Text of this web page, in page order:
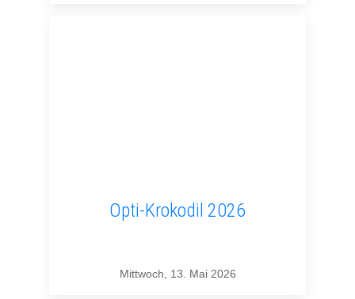
Opti-Krokodil 2026
Mittwoch, 13. Mai 2026